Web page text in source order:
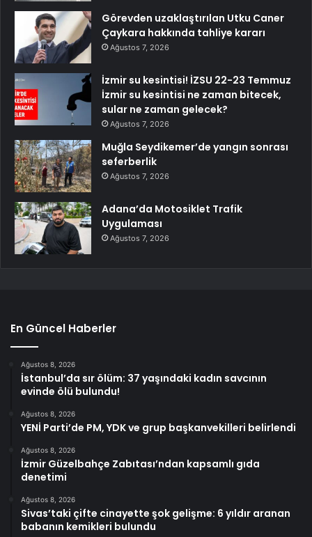
Görevden uzaklaştırılan Utku Caner
Çaykara hakkında tahliye kararı
Ağustos 7, 2026
İzmir su kesintisi! İZSU 22-23 Temmuz
İzmir su kesintisi ne zaman bitecek,
sular ne zaman gelecek?
Ağustos 7, 2026
Muğla Seydikemer’de yangın sonrası
seferberlik
Ağustos 7, 2026
Adana’da Motosiklet Trafik
Uygulaması
Ağustos 7, 2026
En Güncel Haberler
Ağustos 8, 2026
İstanbul’da sır ölüm: 37 yaşındaki kadın savcının
evinde ölü bulundu!
Ağustos 8, 2026
YENİ Parti’de PM, YDK ve grup başkanvekilleri belirlendi
Ağustos 8, 2026
İzmir Güzelbahçe Zabıtası’ndan kapsamlı gıda
denetimi
Ağustos 8, 2026
Sivas’taki çifte cinayette şok gelişme: 6 yıldır aranan
babanın kemikleri bulundu